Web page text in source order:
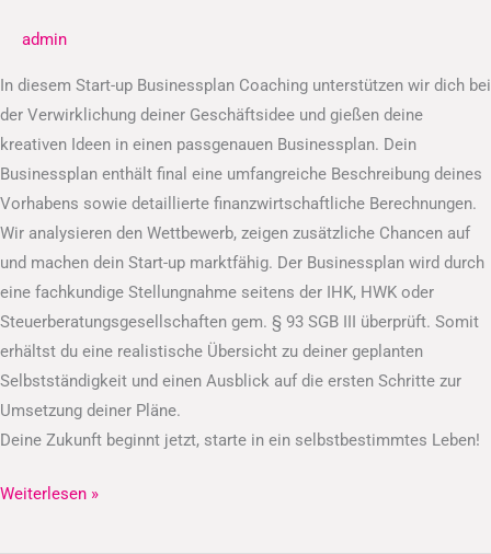
admin
In diesem Start-up Businessplan Coaching unterstützen wir dich bei
der Verwirklichung deiner Geschäftsidee und gießen deine
kreativen Ideen in einen passgenauen Businessplan. Dein
Businessplan enthält final eine umfangreiche Beschreibung deines
Vorhabens sowie detaillierte finanzwirtschaftliche Berechnungen.
Wir analysieren den Wettbewerb, zeigen zusätzliche Chancen auf
und machen dein Start-up marktfähig. Der Businessplan wird durch
eine fachkundige Stellungnahme seitens der IHK, HWK oder
Steuerberatungsgesellschaften gem. § 93 SGB III überprüft. Somit
erhältst du eine realistische Übersicht zu deiner geplanten
Selbstständigkeit und einen Ausblick auf die ersten Schritte zur
Umsetzung deiner Pläne.
Deine Zukunft beginnt jetzt, starte in ein selbstbestimmtes Leben!
Weiterlesen »